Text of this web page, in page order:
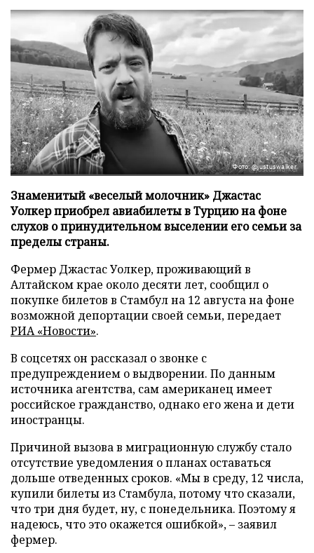
Фото: @justuswalker
Знаменитый «веселый молочник» Джастас
Уолкер приобрел авиабилеты в Турцию на фоне
слухов о принудительном выселении его семьи за
пределы страны.
Фермер Джастас Уолкер, проживающий в
Алтайском крае около десяти лет, сообщил о
покупке билетов в Стамбул на 12 августа на фоне
возможной депортации своей семьи, передает
РИА «Новости».
В соцсетях он рассказал о звонке с
предупреждением о выдворении. По данным
источника агентства, сам американец имеет
российское гражданство, однако его жена и дети
иностранцы.
Причиной вызова в миграционную службу стало
отсутствие уведомления о планах оставаться
дольше отведенных сроков. «Мы в среду, 12 числа,
купили билеты из Стамбула, потому что сказали,
что три дня будет, ну, с понедельника. Поэтому я
надеюсь, что это окажется ошибкой», – заявил
фермер.